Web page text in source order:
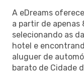
A eDreams
a partir de apenas
selecionando as
hotel e
aluguer de
barato de Cidade